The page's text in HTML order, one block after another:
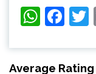
Average Rating